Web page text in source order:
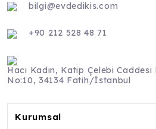
bilgi@evdedikis.com
+90 212 528 48 71
Hacı Kadın, Katip Çelebi
No:10, 34134 Fatih/İstanbul
Kurumsal